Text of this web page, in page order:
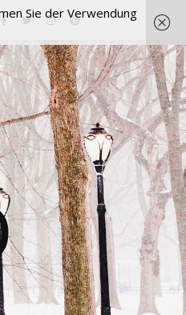
Sie der Verwendung